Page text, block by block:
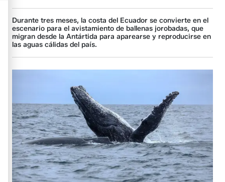
Durante tres meses, la costa del Ecuador se convierte en el
escenario para el avistamiento de ballenas jorobadas, que
migran desde la Antártida para aparearse y reproducirse en
las aguas cálidas del país.